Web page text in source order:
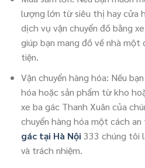
lượng lớn từ siêu thị hay cửa
dịch vụ vận chuyển đồ bằng
giúp bạn mang đồ về nhà một
tiện.
Vận chuyển hàng hóa: Nếu
hóa hoặc sản phẩm từ kho
xe ba gác Thanh Xuân của
chuyển hàng hóa một cách an
gác tại Hà Nội 333 chúng tôi
và trách nhiệm.